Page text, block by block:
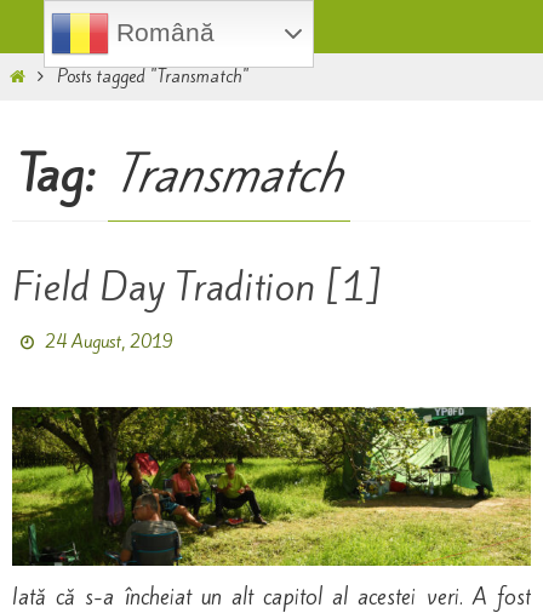
to
content
HomePosts tagged "Transmatch"
Tag: Transmatch
Field Day Tradition [1]
24 August, 2019
Iată că s-a încheiat un alt capitol al acestei veri. A fost
Română